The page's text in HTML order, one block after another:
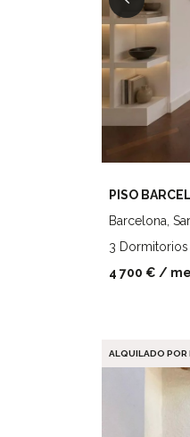
PISO
Barcelona,
3 Dormitorios
4 700 € /
ALQUILADO POR